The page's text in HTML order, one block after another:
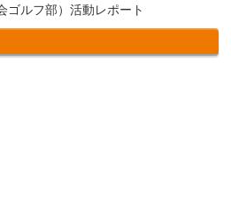
ゴルフ部）活動レポート